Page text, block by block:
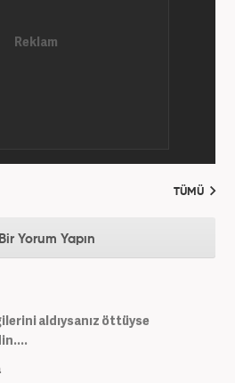
TÜMÜ
Bir Yorum Yapın
aldıysanız öttüyse